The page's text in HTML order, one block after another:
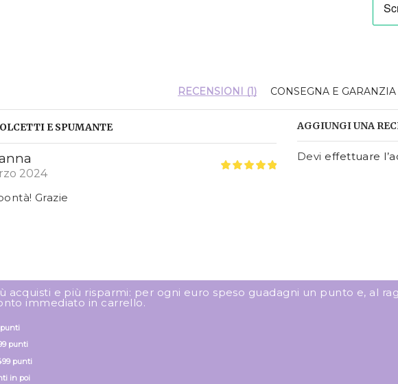
RECENSIONI (1) CONSEGNA E GARANZIA
E SPUMANTE
2024
Grazie
AGGIUNGI UNA
Devi effettuare
acquisti e più risparmi: per ogni euro speso guadagni un punto e, al
immediato in carrello.
punti
punti
punti
in poi